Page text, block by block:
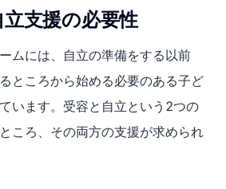
支援の必要性
ムには、自立の準備をする以前
ところから始める必要のある子ど
います。受容と自立という2つの
ころ、その両方の支援が求められ